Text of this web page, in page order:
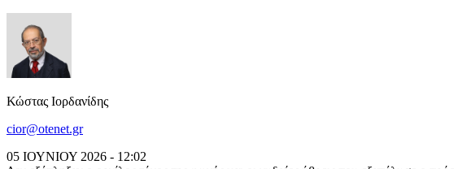
Κώστας Ιορδανίδης
cior@otenet.gr
05 ΙΟΥΝΙΟΥ 2026 - 12:02